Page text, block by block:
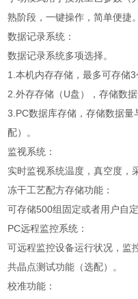
熟阶段，一键操作，简单便捷。
数据记录系统：
数据记录系统多项选择。
1.本机内存存储，最多可存储3
2.外存存储（U盘），存储数
3.PC数据库存储，存储数据
配）。
监视系统：
实时监视系统温度，真空度，
冻干工艺配方存储功能：
可存储500组固定或者用户自
PC远程监控系统：
可远程监控设备运行状况，监
共晶点测试功能（选配）。
校准功能：